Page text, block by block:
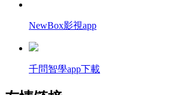
NewBox影視app
千問智學app下載